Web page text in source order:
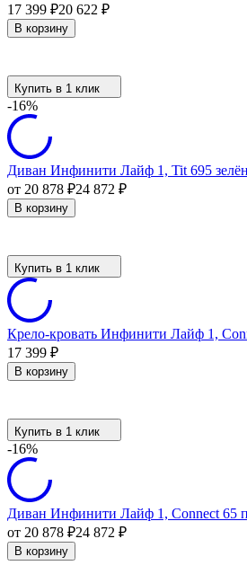
17 399 ₽20 622 ₽
В корзину
Купить в 1 клик
-16%
Диван Инфинити Лайф 1, Tit 695
от 20 878 ₽24 872 ₽
В корзину
Купить в 1 клик
Крело-кровать Инфинити Лайф 1,
17 399 ₽
В корзину
Купить в 1 клик
-16%
Диван Инфинити Лайф 1, Connect 65
от 20 878 ₽24 872 ₽
В корзину